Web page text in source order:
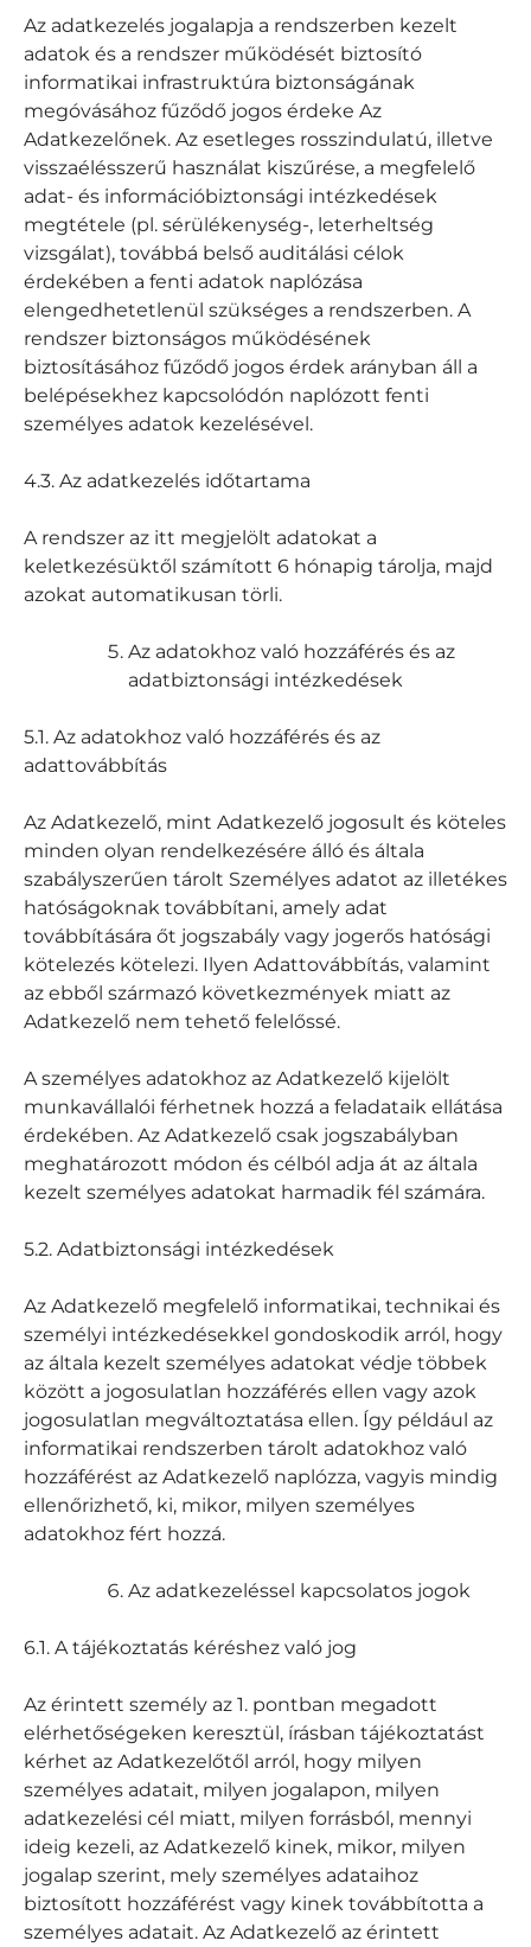
Az adatkezelés jogalapja a rendszerben kezelt
adatok és a rendszer működését biztosító
informatikai infrastruktúra biztonságának
megóvásához fűződő jogos érdeke Az
Adatkezelőnek. Az esetleges rosszindulatú, illetve
visszaélésszerű használat kiszűrése, a megfelelő
adat- és információbiztonsági intézkedések
megtétele (pl. sérülékenység-, leterheltség
vizsgálat), továbbá belső auditálási célok
érdekében a fenti adatok naplózása
elengedhetetlenül szükséges a rendszerben. A
rendszer biztonságos működésének
biztosításához fűződő jogos érdek arányban áll a
belépésekhez kapcsolódón naplózott fenti
személyes adatok kezelésével.
4.3. Az adatkezelés időtartama
A rendszer az itt megjelölt adatokat a
keletkezésüktől számított 6 hónapig tárolja, majd
azokat automatikusan törli.
Az adatokhoz való hozzáférés és az
adatbiztonsági intézkedések
5.1. Az adatokhoz való hozzáférés és az
adattovábbítás
Az Adatkezelő, mint Adatkezelő jogosult és köteles
minden olyan rendelkezésére álló és általa
szabályszerűen tárolt Személyes adatot az illetékes
hatóságoknak továbbítani, amely adat
továbbítására őt jogszabály vagy jogerős hatósági
kötelezés kötelezi. Ilyen Adattovábbítás, valamint
az ebből származó következmények miatt az
Adatkezelő nem tehető felelőssé.
A személyes adatokhoz az Adatkezelő kijelölt
munkavállalói férhetnek hozzá a feladataik ellátása
érdekében. Az Adatkezelő csak jogszabályban
meghatározott módon és célból adja át az általa
kezelt személyes adatokat harmadik fél számára.
5.2. Adatbiztonsági intézkedések
Az Adatkezelő megfelelő informatikai, technikai és
személyi intézkedésekkel gondoskodik arról, hogy
az általa kezelt személyes adatokat védje többek
között a jogosulatlan hozzáférés ellen vagy azok
jogosulatlan megváltoztatása ellen. Így például az
informatikai rendszerben tárolt adatokhoz való
hozzáférést az Adatkezelő naplózza, vagyis mindig
ellenőrizhető, ki, mikor, milyen személyes
adatokhoz fért hozzá.
Az adatkezeléssel kapcsolatos jogok
6.1. A tájékoztatás kéréshez való jog
Az érintett személy az 1. pontban megadott
elérhetőségeken keresztül, írásban tájékoztatást
kérhet az Adatkezelőtől arról, hogy milyen
személyes adatait, milyen jogalapon, milyen
adatkezelési cél miatt, milyen forrásból, mennyi
ideig kezeli, az Adatkezelő kinek, mikor, milyen
jogalap szerint, mely személyes adataihoz
biztosított hozzáférést vagy kinek továbbította a
személyes adatait. Az Adatkezelő az érintett